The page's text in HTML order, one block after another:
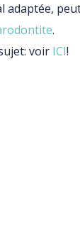
.
voir ICI!